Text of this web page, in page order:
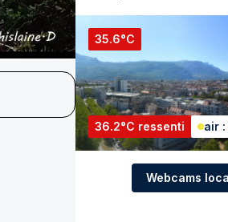
35.6°C
36.2°C ressenti air
Webcams